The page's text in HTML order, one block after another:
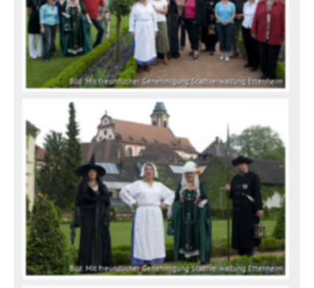
Bild: Mit freundlicher Genehmigung Stadtverwaltung Ettenheim
Bild: Mit freundlicher Genehmigung Stadtverwaltung Ettenheim